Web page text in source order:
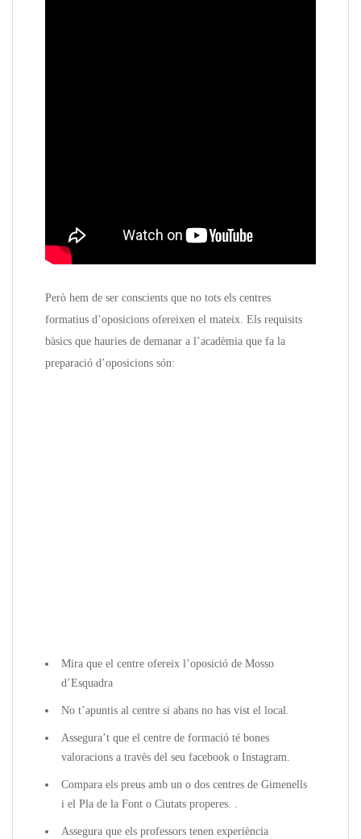
Però hem de ser conscients que no tots els centres
formatius d’oposicions ofereixen el mateix. Els requisits
bàsics que hauries de demanar a l’acadèmia que fa la
preparació d’oposicions són:
Mira que el centre ofereix l’oposició de Mosso
d’Esquadra
No t’apuntis al centre si abans no has vist el local.
Assegura’t que el centre de formació té bones
valoracions a travès del seu facebook o Instagram.
Compara els preus amb un o dos centres de Gimenells
i el Pla de la Font o Ciutats properes. .
Assegura que els professors tenen experiència